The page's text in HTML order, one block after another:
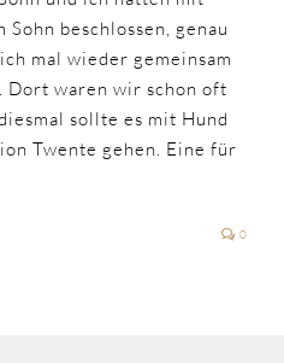
beschlossen, genau
mal wieder gemeinsam
Dort waren wir schon oft
sollte es mit Hund
Twente gehen. Eine für
0